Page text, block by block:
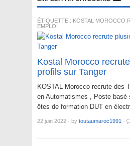
ÉTIQUETTE : KOSTAL MOROCCO
EMPLOI
Kostal Morocco
profils sur Tanger
KOSTAL Morocco recrute des
en Automatismes , Poste basé
êtes de formation DUT en
22 juin 2022 · by toutaumaroc1991 ·